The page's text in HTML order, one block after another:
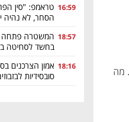
16:59 טראמפ: "סין
הסחר, לא נהיה
18:57 המשטרה פתחה
בחשד לסחיטה
18:16 אמון הצרכנים
סובסידיות
מה